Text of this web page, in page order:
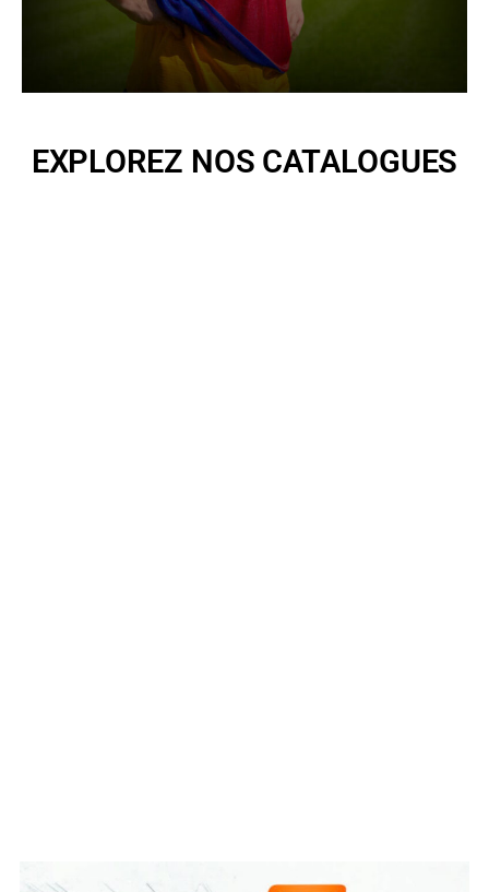
EXPLOREZ NOS CATALOGUES